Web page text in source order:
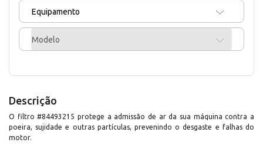
Equipamento
Modelo
Descrição
O filtro #84493215 protege a admissão de ar da sua máquina contra a
poeira, sujidade e outras partículas, prevenindo o desgaste e falhas do
motor.